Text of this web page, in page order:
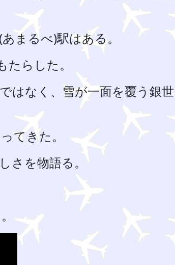
まるべ)駅はある。
らした。
はなく、雪が一面を覆う銀世
てきた。
さを物語る。